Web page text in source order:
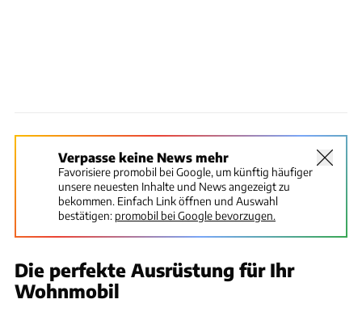
Verpasse keine News mehr
Favorisiere promobil bei Google, um künftig häufiger
unsere neuesten Inhalte und News angezeigt zu
bekommen. Einfach Link öffnen und Auswahl
bestätigen: promobil bei Google bevorzugen.
Die perfekte Ausrüstung für Ihr
Wohnmobil